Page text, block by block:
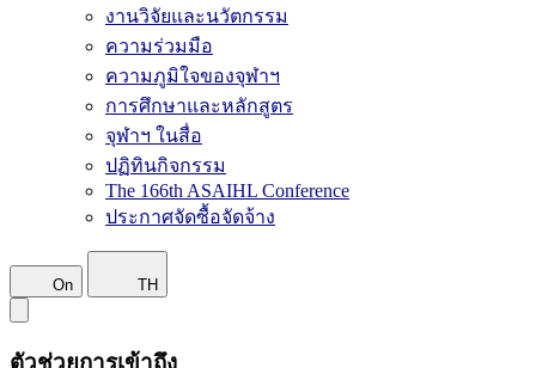
งานวิจัยและนวัตกรรม
ความร่วมมือ
ความภูมิใจของจุฬาฯ
การศึกษาและหลักสูตร
จุฬาฯ ในสื่อ
ปฏิทินกิจกรรม
The 166th ASAIHL Conference
ประกาศจัดซื้อจัดจ้าง
On TH
ตัวช่วยการเข้าถึง